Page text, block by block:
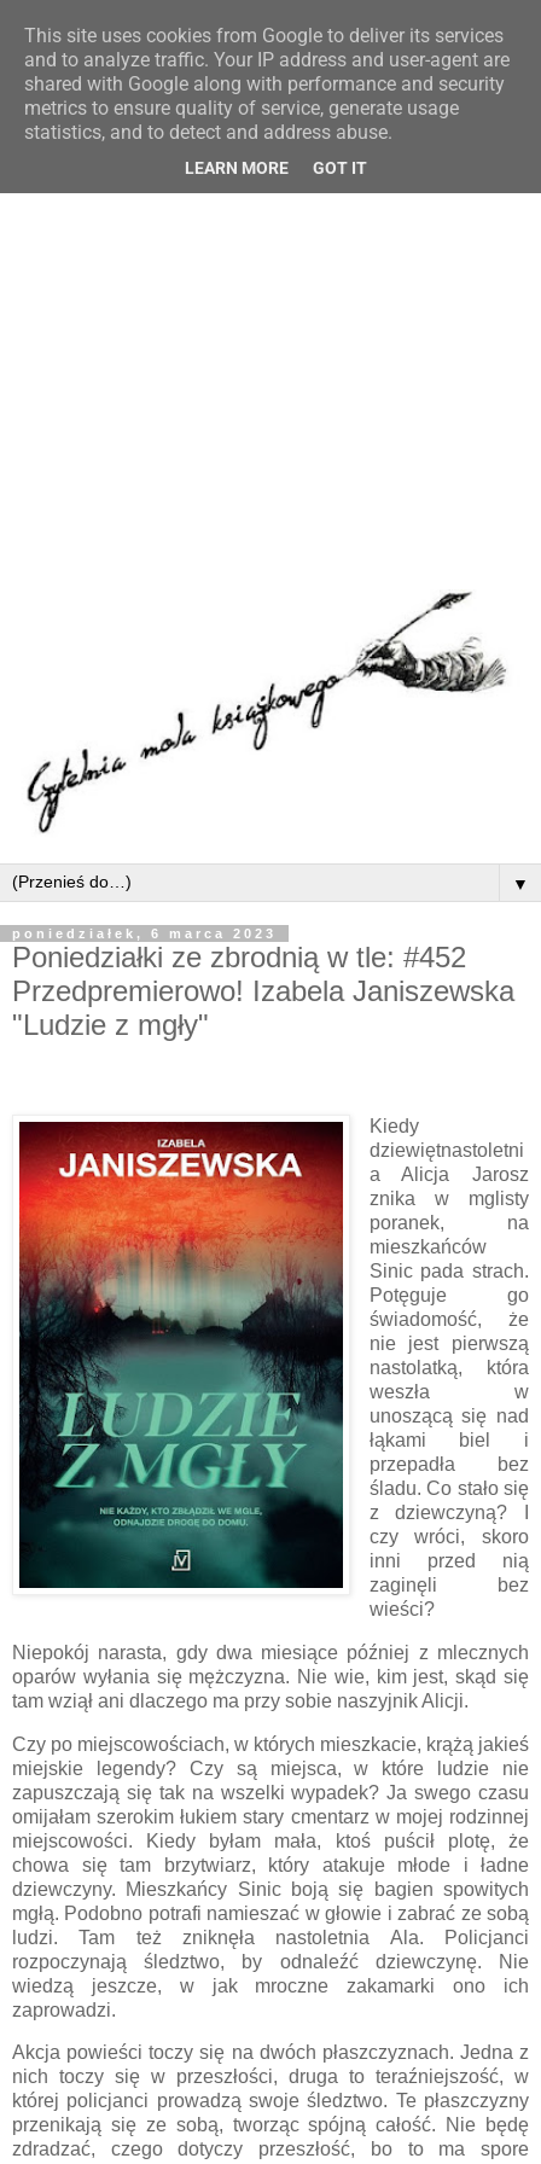
▼
poniedziałek, 6 marca 2023
Poniedziałki ze zbrodnią w tle: #452
Przedpremierowo! Izabela Janiszewska
"Ludzie z mgły"
Kiedy
dziewiętnastoletni
a Alicja Jarosz
znika w mglisty
poranek, na
mieszkańców
Sinic pada strach.
Potęguje go
świadomość, że
nie jest pierwszą
nastolatką, która
weszła w
unoszącą się nad
łąkami biel i
przepadła bez
śladu. Co stało się
z dziewczyną? I
czy wróci, skoro
inni przed nią
zaginęli bez
wieści?
Niepokój narasta, gdy dwa miesiące później z mlecznych
oparów wyłania się mężczyzna. Nie wie, kim jest, skąd się
tam wziął ani dlaczego ma przy sobie naszyjnik Alicji.
Czy po miejscowościach, w których mieszkacie, krążą jakieś
miejskie legendy? Czy są miejsca, w które ludzie nie
zapuszczają się tak na wszelki wypadek? Ja swego czasu
omijałam szerokim łukiem stary cmentarz w mojej rodzinnej
miejscowości. Kiedy byłam mała, ktoś puścił plotę, że
chowa się tam brzytwiarz, który atakuje młode i ładne
dziewczyny. Mieszkańcy Sinic boją się bagien spowitych
mgłą. Podobno potrafi namieszać w głowie i zabrać ze sobą
ludzi. Tam też zniknęła nastoletnia Ala. Policjanci
rozpoczynają śledztwo, by odnaleźć dziewczynę. Nie
wiedzą jeszcze, w jak mroczne zakamarki ono ich
zaprowadzi.
Akcja powieści toczy się na dwóch płaszczyznach. Jedna z
nich toczy się w przeszłości, druga to teraźniejszość, w
której policjanci prowadzą swoje śledztwo. Te płaszczyzny
przenikają się ze sobą, tworząc spójną całość. Nie będę
zdradzać, czego dotyczy przeszłość, bo to ma spore
This site uses cookies from Google to deliver its services
and to analyze traffic. Your IP address and user-agent are
shared with Google along with performance and security
metrics to ensure quality of service, generate usage
statistics, and to detect and address abuse.
LEARN MORE GOT IT